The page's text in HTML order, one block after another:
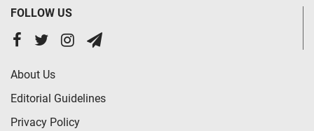
FOLLOW US
About Us
Editorial Guidelines
Privacy Policy